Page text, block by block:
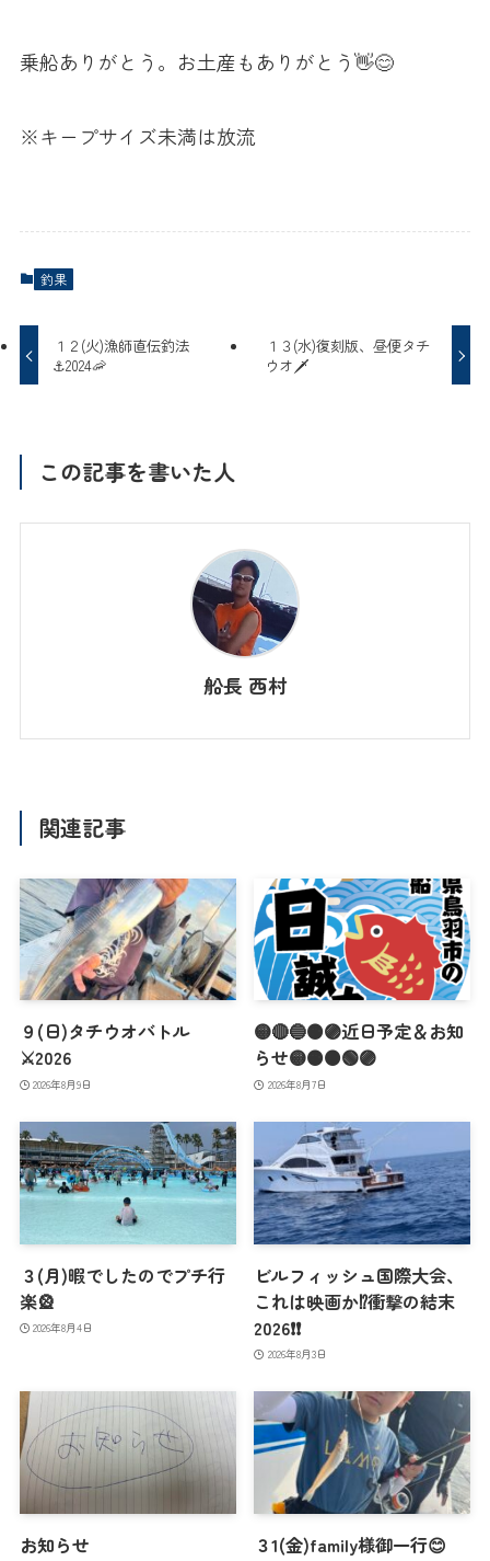
乗船ありがとう。お土産もありがとう👋😊
※キープサイズ未満は放流
釣果
１２(火)漁師直伝釣法
⚓️2024🦐
１３(水)復刻版、昼便タチ
ウオ🗡️
この記事を書いた人
船長 西村
関連記事
９(日)タチウオバトル
⚔️2026
2026年8月9日
🟡🔴🔵🟠🟣近日予定＆お知
らせ🟡🟠🟤🟢🟣
2026年8月7日
３(月)暇でしたのでプチ行
楽🎡
2026年8月4日
ビルフィッシュ国際大会、
これは映画か⁉️衝撃の結末
2026❗️❗️
2026年8月3日
お知らせ ３1(金)family様御一行😊